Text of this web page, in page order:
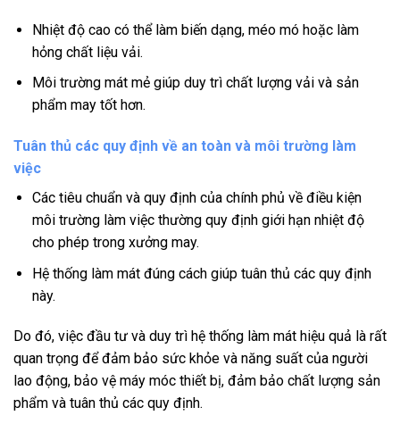
Nhiệt độ cao có thể làm biến dạng, méo mó hoặc làm
hỏng chất liệu vải.
Môi trường mát mẻ giúp duy trì chất lượng vải và sản
phẩm may tốt hơn.
Tuân thủ các quy định về an toàn và môi trường làm
việc
Các tiêu chuẩn và quy định của chính phủ về điều kiện
môi trường làm việc thường quy định giới hạn nhiệt độ
cho phép trong xưởng may.
Hệ thống làm mát đúng cách giúp tuân thủ các quy định
này.
Do đó, việc đầu tư và duy trì hệ thống làm mát hiệu quả là rất
quan trọng để đảm bảo sức khỏe và năng suất của người
lao động, bảo vệ máy móc thiết bị, đảm bảo chất lượng sản
phẩm và tuân thủ các quy định.